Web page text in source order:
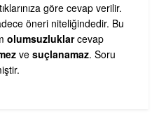
göre cevap verilir.
öneri niteliğindedir. Bu
olumsuzluklarcevap
ve suçlanamaz. Soru